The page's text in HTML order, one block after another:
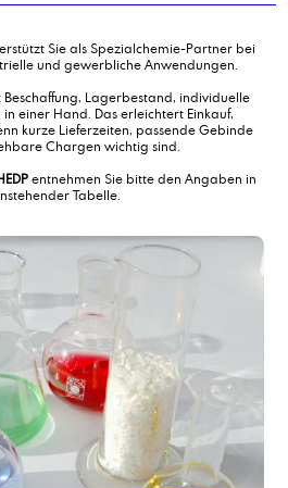
Sie als Spezialchemie-Partner bei
und gewerbliche Anwendungen.
Lagerbestand, individuelle
einer Hand. Das erleichtert Einkauf,
kurze Lieferzeiten, passende Gebinde
Chargen wichtig sind.
entnehmen Sie bitte den Angaben in
Tabelle.